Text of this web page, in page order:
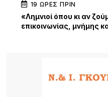
19 ΏΡΕΣ ΠΡΙΝ
«Λημνιοί όπου κι αν
επικοινωνίας, μνήμης
Σχέδια Βελτίωσης:
70% για επενδύσεις
σχημάτων – Σημαντική